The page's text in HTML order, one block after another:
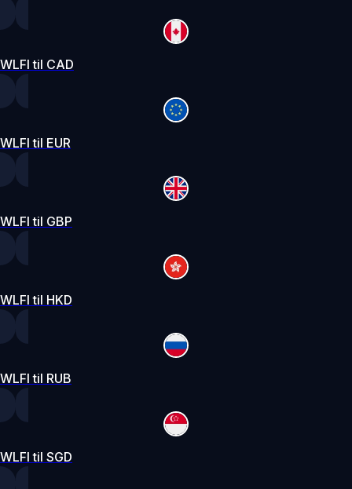
WLFI til CAD
WLFI til EUR
WLFI til GBP
WLFI til HKD
WLFI til RUB
WLFI til SGD